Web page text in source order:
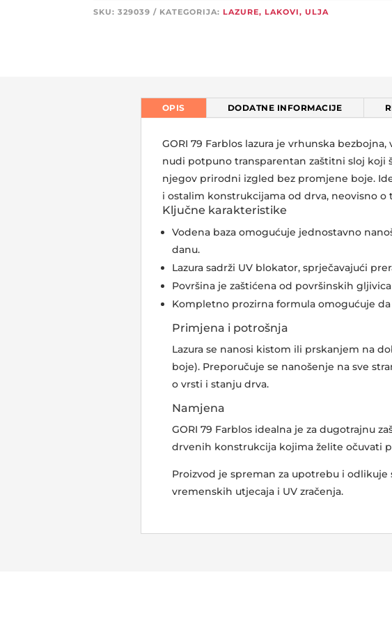
SKU:329039 KATEGORIJA: LAZURE, LAKOVI, ULJA
OPIS DODATNE INFORMACIJE
GORI 79 Farblos lazura je vrhunska
nudi potpuno transparentan zaštitni sloj koji
njegov prirodni izgled bez promjene boje.
i ostalim konstrukcijama od drva, neovisno
Ključne karakteristike
Vodena baza omogućuje jednostavno
danu.​
Lazura sadrži UV blokator, sprječavajući
Površina je zaštićena od površinskih
Kompletno prozirna formula omogućuje
Primjena i potrošnja
Lazura se nanosi kistom ili prskanjem na
boje). Preporučuje se nanošenje na sve
o vrsti i stanju drva.​
Namjena
GORI 79 Farblos idealna je za dugotrajnu
drvenih konstrukcija kojima želite očuvati
Proizvod je spreman za upotrebu i
vremenskih utjecaja i UV zračenja.